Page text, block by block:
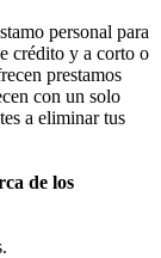
personal para
crédito y a corto o
prestamos
con un solo
a eliminar tus
de los